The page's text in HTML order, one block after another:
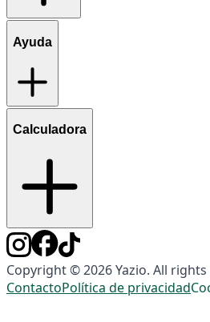
Ayuda
Calculadora
Copyright © 2026 Yazio. All
ContactoPolítica de privacidad